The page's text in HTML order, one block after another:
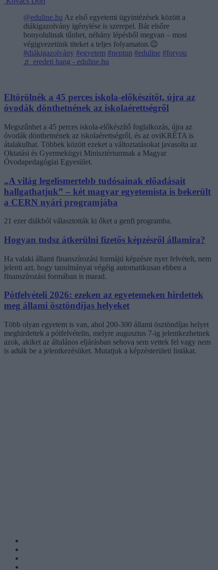
@eduline.hu Az első egyetemi ügyintézések között a
diákigazolvány igénylése is szerepel. Bár elsőre
bonyolultnak tűnhet, néhány lépésből megvan – most
végigvezetünk titeket a teljes folyamaton.😉
#diákigazolvány #egyetem #neptun #eduline #foryou
♬ eredeti hang - eduline.hu
Eltörölnék a 45 perces iskola-előkészítőt, újra az
óvodák dönthetnének az iskolaérettségről
Megszűnhet a 45 perces iskola-előkészítő foglalkozás, újra az
óvodák dönthetnének az iskolaérettségről, és az oviKRÉTA is
átalakulhat. Többek között ezeket a változtatásokat javasolta az
Oktatási és Gyermekügyi Minisztériumnak a Magyar
Óvodapedagógiai Egyesület.
„A világ legelismertebb tudósainak előadásait
hallgathatjuk” – két magyar egyetemista is bekerült
a CERN nyári programjába
21 ezer diákból választották ki őket a genfi programba.
Hogyan tudsz átkerülni fizetős képzésről államira?
Ha valaki állami finanszírozási formájú képzésre nyer felvételt, nem
jelenti azt, hogy tanulmányai végéig automatikusan ebben a
finanszírozási formában is marad.
Pótfelvételi 2026: ezeken az egyetemeken hirdettek
meg állami ösztöndíjas helyeket
Több olyan egyetem is van, ahol 200-300 állami ösztöndíjas helyet
meghirdettek a pótfelvételin, melyre augusztus 7-ig jelentkezhetnek
azok, akiket az általános eljárásban sehova sem vettek fel vagy nem
is adták be a jelentkezésüket. Mutatjuk a képzésterületi listákat.